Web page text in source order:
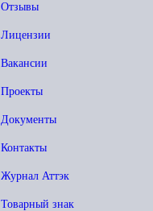
Отзывы
Лицензии
Вакансии
Проекты
Документы
Контакты
Журнал Аттэк
Товарный знак